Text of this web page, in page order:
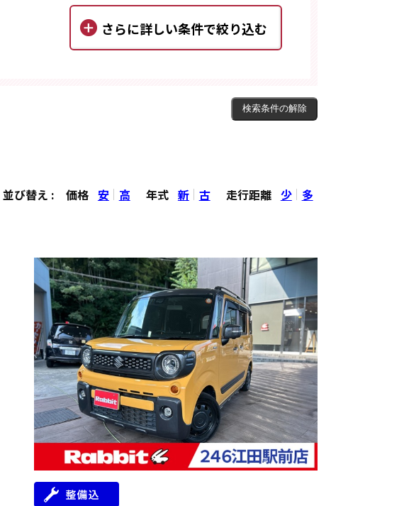
並び替え : 価格 安 高 年式 新 古 走行距離 少 多